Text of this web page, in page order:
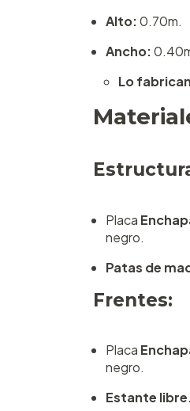
Alto:0.70m.
Ancho:
Lo
Placa
negro.
Patas de
Frentes:
Placa
negro.
Estante